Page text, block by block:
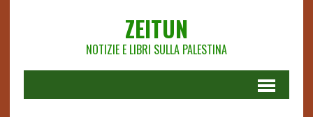
ZEITUN
NOTIZIE E LIBRI SULLA PALESTINA